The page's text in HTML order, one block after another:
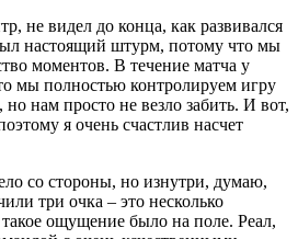
не видел до конца, как развивался
настоящий штурм, потому что мы
моментов. В течение матча у
мы полностью контролируем игру
нам просто не везло забить. И вот,
я очень счастлив насчет
со стороны, но изнутри, думаю,
три очка – это несколько
ощущение было на поле. Реал,